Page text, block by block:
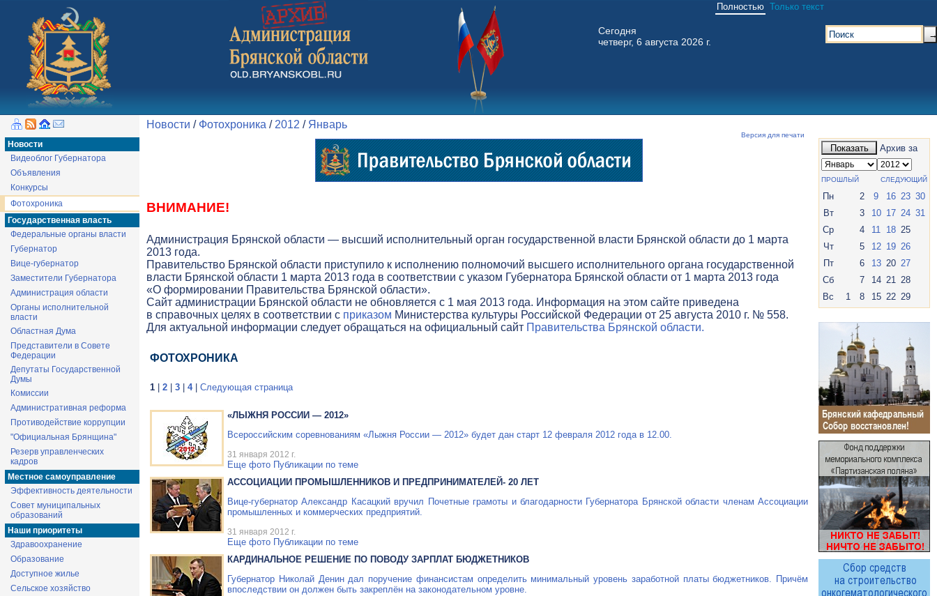
Полностью Только текст
Сегодня
четверг, 6 августа 2026 г.
→
Новости
Видеоблог Губернатора
Объявления
Конкурсы
Фотохроника
Государственная власть
Федеральные органы власти
Губернатор
Вице-губернатор
Заместители Губернатора
Администрация области
Органы исполнительной
власти
Областная Дума
Представители в Совете
Федерации
Депутаты Государственной
Думы
Комиссии
Административная реформа
Противодействие коррупции
"Официальная Брянщина"
Резерв управленческих
кадров
Местное самоуправление
Эффективность деятельности
Совет муниципальных
образований
Наши приоритеты
Здравоохранение
Образование
Доступное жилье
Сельское хозяйство
Новости / Фотохроника / 2012 / Январь
Версия для печати
ВНИМАНИЕ!
Администрация Брянской области — высший исполнительный орган государственной власти Брянской области до 1 марта
2013 года.
Правительство Брянской области приступило к исполнению полномочий высшего исполнительного органа государственной
власти Брянской области 1 марта 2013 года в соответствии с указом Губернатора Брянской области от 1 марта 2013 года
«О формировании Правительства Брянской области».
Cайт администрации Брянской области не обновляется с 1 мая 2013 года. Информация на этом сайте приведена
в справочных целях в соответствии с приказом Министерства культуры Российской Федерации от 25 августа 2010 г. № 558.
Для актуальной информации следует обращаться на официальный сайт Правительства Брянской области.
ФОТОХРОНИКА
1 2 3 4| Следующая страница
«ЛЫЖНЯ РОССИИ — 2012»
Всероссийским соревнованиям «Лыжня России — 2012» будет дан старт 12 февраля 2012 года в 12.00.
31 января 2012 г.
Еще фото Публикации по теме
АССОЦИАЦИИ ПРОМЫШЛЕННИКОВ И ПРЕДПРИНИМАТЕЛЕЙ- 20 ЛЕТ
Вице-губернатор Александр Касацкий вручил Почетные грамоты и благодарности Губернатора Брянской области членам Ассоциации
промышленных и коммерческих предприятий.
31 января 2012 г.
Еще фото Публикации по теме
КАРДИНАЛЬНОЕ РЕШЕНИЕ ПО ПОВОДУ ЗАРПЛАТ БЮДЖЕТНИКОВ
Губернатор Николай Денин дал поручение финансистам определить минимальный уровень заработной платы бюджетников. Причём
впоследствии он должен быть закреплён на законодательном уровне.
Показать Архив за
ПРОШЛЫЙ СЛЕДУЮЩИЙ
Пн 2 9 16 23 30
Вт
3 10 17 24 31
Ср
4 11 18 25
Чт
5 12 19 26
Пт
6 13 20 27
Сб
7 14 21 28
Вс
1 8 15 22 29